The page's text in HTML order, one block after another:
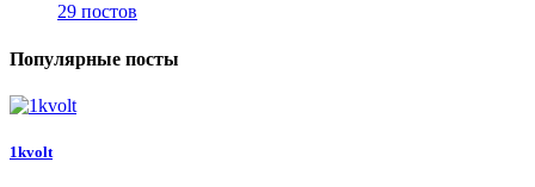
29 постов
Популярные посты
1kvolt